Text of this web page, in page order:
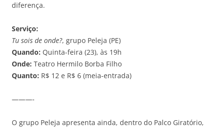
diferença.
Serviço:
Tu sois de onde?, grupo Peleja (PE)
Quando: Quinta-feira (23), às 19h
Onde: Teatro Hermilo Borba Filho
Quanto: R$ 12 e R$ 6 (meia-entrada)
———-
O grupo Peleja apresenta ainda, dentro do Palco Giratório,